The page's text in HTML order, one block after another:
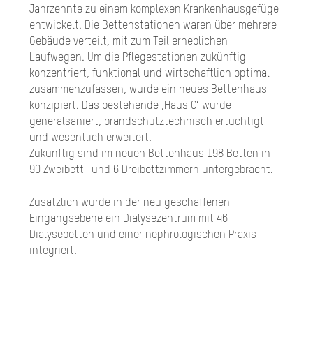
Jahrzehnte zu einem komplexen Krankenhausgefüge
entwickelt. Die Bettenstationen waren über mehrere
Gebäude verteilt, mit zum Teil erheblichen
Laufwegen. Um die Pflegestationen zukünftig
konzentriert, funktional und wirtschaftlich optimal
zusammenzufassen, wurde ein neues Bettenhaus
konzipiert. Das bestehende ‚Haus C‘ wurde
generalsaniert, brandschutztechnisch ertüchtigt
und wesentlich erweitert.
Zukünftig sind im neuen Bettenhaus 198 Betten in
90 Zweibett- und 6 Dreibettzimmern untergebracht.
Zusätzlich wurde in der neu geschaffenen
Eingangsebene ein Dialysezentrum mit 46
Dialysebetten und einer nephrologischen Praxis
integriert.